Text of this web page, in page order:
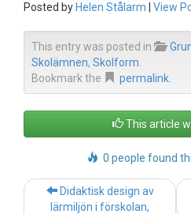
Posted by Helen Stålarm View
This entry was posted in
Skolämnen, Skolform
Bookmark the
permalink
This article
0 people found
Post
Didaktisk design av
lärmiljön i förskolan,